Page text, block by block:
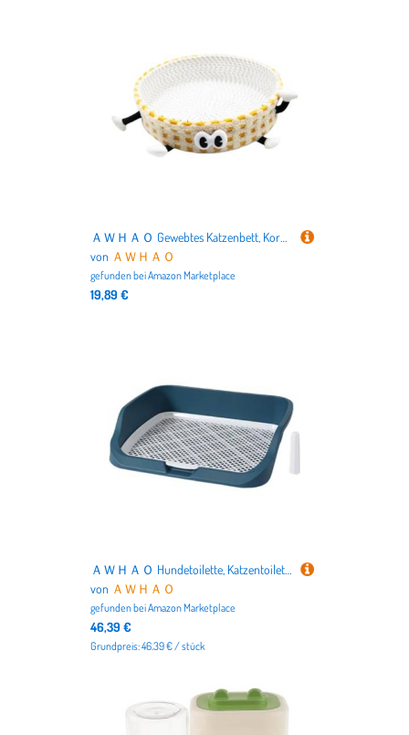
ＡＷＨＡＯ Gewebtes Katzenbett, Korb, Katzenkratzbaum, Haustierbett, Schlafhaus für Katzen im Innenbereich, Ruhe, Welpen, Gelb
von ＡＷＨＡＯ
gefunden beiAmazon Marketplace
19,89 €
ＡＷＨＡＯ Hundetoilette, Katzentoilette, komfortable, Wiederverwendbare Netzgitter, Haustier-Trainingstoilette, Hundetöpfchenunterlage für den Innenbereich, GrÜn
von ＡＷＨＡＯ
gefunden beiAmazon Marketplace
46,39 €
Grundpreis: 46.39 € / stück